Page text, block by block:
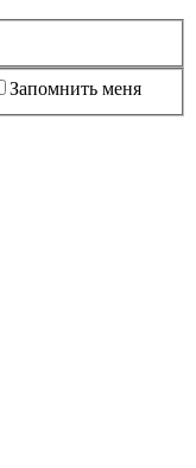
Запомнить меня